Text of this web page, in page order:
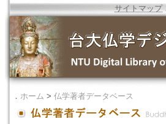
サイトマップ
． ホーム > 仏学著者データベース